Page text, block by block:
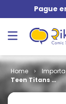
Pague
Teen Titans -
Volume 3 # 13